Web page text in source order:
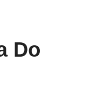
Do